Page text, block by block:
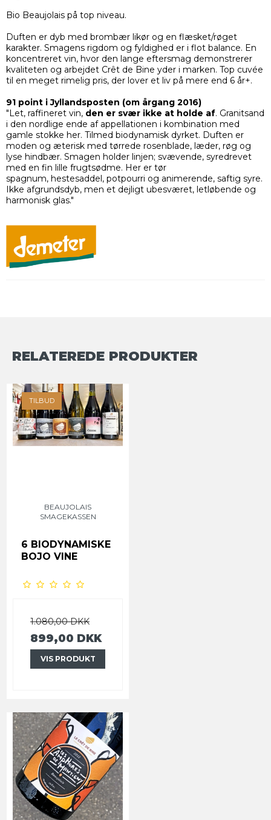
Bio Beaujolais på top niveau.
Duften er dyb med brombær likør og en flæsket/røget
karakter. Smagens rigdom og fyldighed er i flot balance. En
koncentreret vin, hvor den lange eftersmag demonstrerer
kvaliteten og arbejdet Crêt de Bine yder i marken. Top cuvée
til en meget rimelig pris, der lover et liv på mere end 6 år+.
91 point i Jyllandsposten (om årgang 2016)
"Let, raffineret vin, den er svær ikke at holde af. Granitsand
i den nordlige ende af appellationen i kombination med
gamle stokke her. Tilmed biodynamisk dyrket. Duften er
moden og æterisk med tørrede rosenblade, læder, røg og
lyse hindbær. Smagen holder linjen; svævende, syredrevet
med en fin lille frugtsødme. Her er tør
spagnum, hestesaddel, potpourri og animerende, saftig syre.
Ikke afgrundsdyb, men et dejligt ubesværet, letløbende og
harmonisk glas."
RELATEREDE PRODUKTER
TILBUD
BEAUJOLAIS
SMAGEKASSEN
6 BIODYNAMISKE
BOJO VINE
1.080,00 DKK
899,00 DKK
VIS PRODUKT